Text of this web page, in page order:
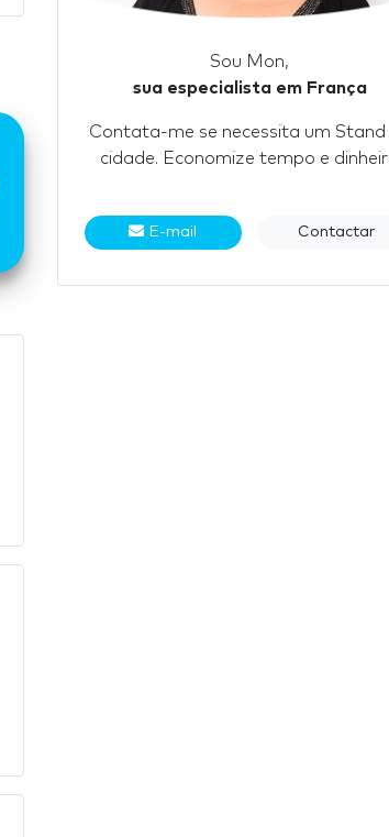
Sou Mon,
sua especialista em França
Contata-me se necessita um Stand
cidade. Economize tempo e
E-mail Contactar